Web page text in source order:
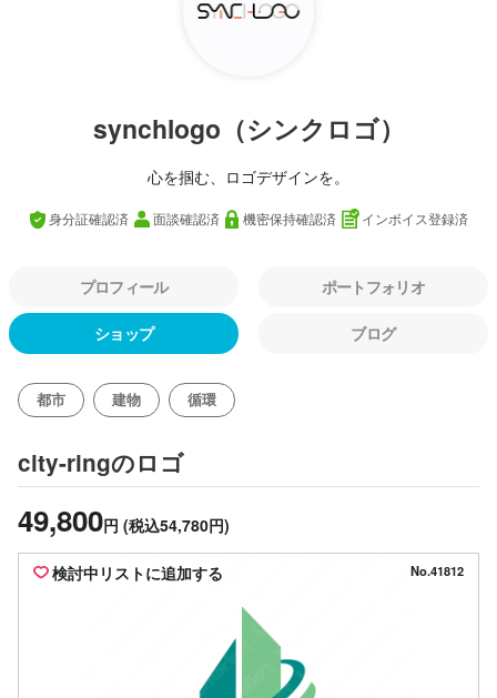
synchlogo（シンクロゴ）
心を掴む、ロゴデザインを。
身分証確認済 面談確認済 機密保持確認済 インボイス登録済
プロフィール ポートフォリオ
ショップ ブログ
都市 建物 循環
city-ringのロゴ
49,800円 (税込54,780円)
検討中リストに追加する No.41812